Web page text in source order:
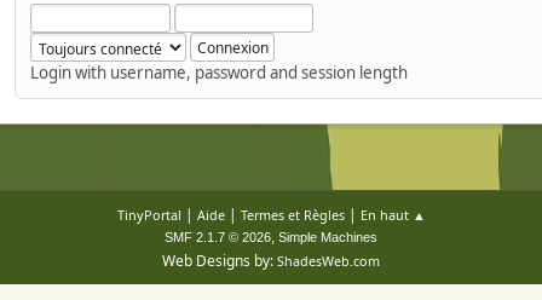
Login with username, password and session length
TinyPortal | Aide| Termes et Règles| En haut ▲
SMF 2.1.7 © 2026, Simple Machines
Web Designs by: ShadesWeb.com